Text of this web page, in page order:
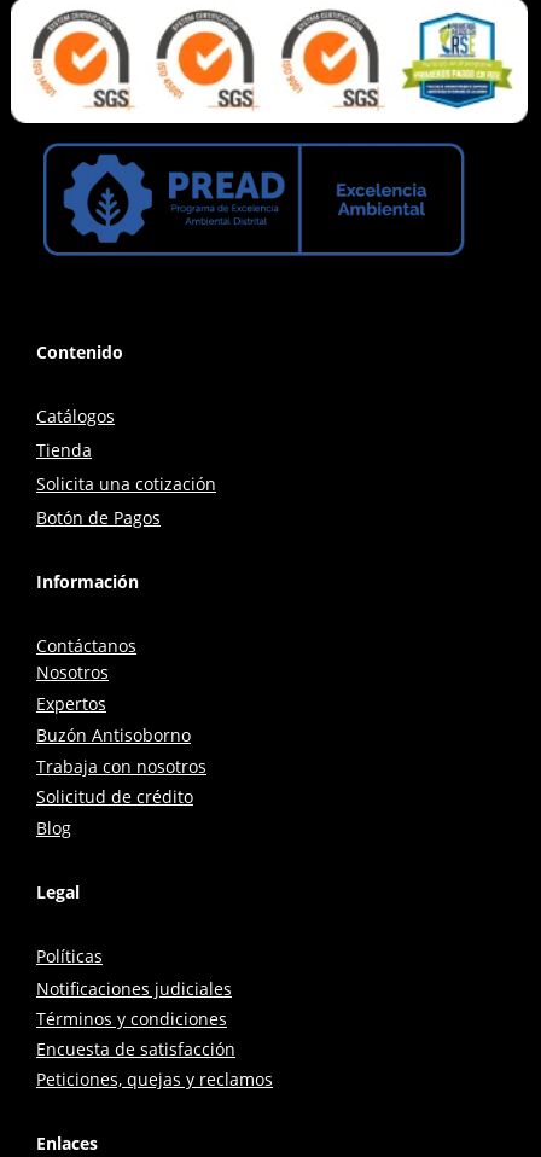
Contenido
Catálogos
Tienda
Solicita una cotización
Botón de Pagos
Información
Contáctanos
Nosotros
Expertos
Buzón Antisoborno
Trabaja con nosotros
Solicitud de crédito
Blog
Legal
Políticas
Notificaciones judiciales
Términos y condiciones
Encuesta de satisfacción
Peticiones, quejas y reclamos
Enlaces